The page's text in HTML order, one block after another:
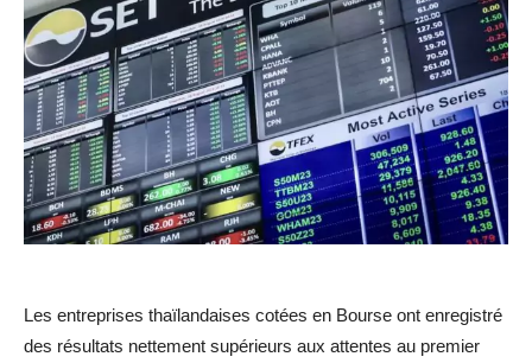
Les entreprises thaïlandaises cotées en Bourse ont enregistré
des résultats nettement supérieurs aux attentes au premier